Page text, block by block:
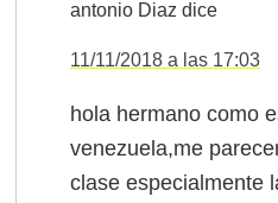
antonio Diaz dice
11/11/2018 a las 17:03
hola hermano como
venezuela,me
clase especialmente